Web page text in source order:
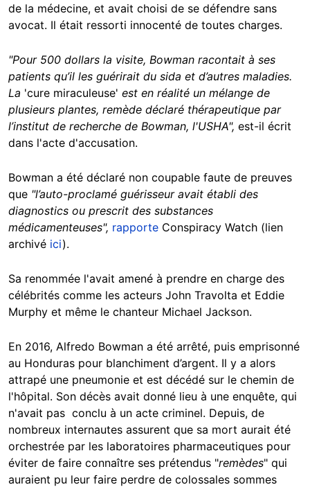
de la médecine, et avait choisi de se défendre sans
avocat. Il était ressorti innocenté de toutes charges.
"Pour 500 dollars la visite, Bowman racontait à ses
patients qu’il les guérirait du sida et d’autres maladies.
La 'cure miraculeuse' est en réalité un mélange de
plusieurs plantes, remède déclaré thérapeutique par
l’institut de recherche de Bowman, l'USHA", est-il écrit
dans l'acte d'accusation.
Bowman a été déclaré non coupable faute de preuves
que "l’auto-proclamé guérisseur avait établi des
diagnostics ou prescrit des substances
médicamenteuses", rapporte Conspiracy Watch (lien
archivé ici).
Sa renommée l'avait amené à prendre en charge des
célébrités comme les acteurs John Travolta et Eddie
Murphy et même le chanteur Michael Jackson.
En 2016, Alfredo Bowman a été arrêté, puis emprisonné
au Honduras pour blanchiment d’argent. Il y a alors
attrapé une pneumonie et est décédé sur le chemin de
l'hôpital. Son décès avait donné lieu à une enquête, qui
n'avait pas conclu à un acte criminel. Depuis, de
nombreux internautes assurent que sa mort aurait été
orchestrée par les laboratoires pharmaceutiques pour
éviter de faire connaître ses prétendus "remèdes" qui
auraient pu leur faire perdre de colossales sommes